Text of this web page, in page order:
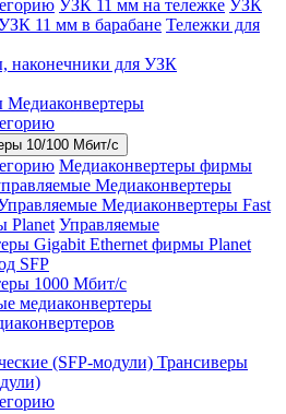
УЗК 11 мм на тележке УЗК
11 мм в барабане Тележки для
наконечники для УЗК
Медиаконвертеры
10/100 Мбит/с
Медиаконвертеры фирмы
Медиаконвертеры
Медиаконвертеры Fast
Planet Управляемые
Gigabit Ethernet фирмы Planet
SFP
1000 Мбит/с
медиаконвертеры
Трансиверы